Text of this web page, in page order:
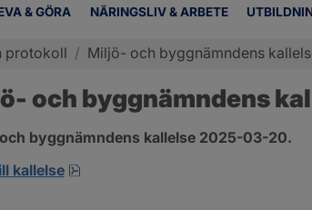
& GÖRA NÄRINGSLIV & ARBETE
protokoll / Miljö- och byggnämndens
och byggnämndens
byggnämndens kallelse 2025-03-20.
kallelse
pdf, 159.9 kB, öppnas i nytt